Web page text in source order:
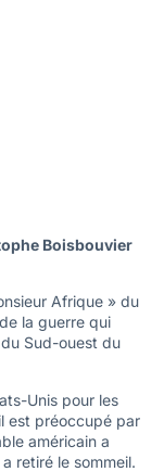
Boisbouvier
Afrique » du
la guerre qui
Sud-ouest du
Unis pour les
est préoccupé par
américain a
retiré le sommeil.